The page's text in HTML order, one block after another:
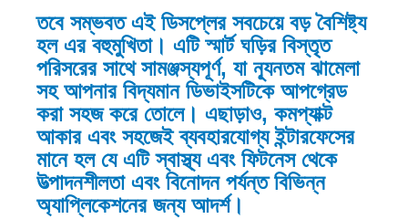
তবে সম্ভবত এই ডিসপ্লের সবচেয়ে বড় বৈশিষ্ট্য
হল এর বহুমুখিতা। এটি স্মার্ট ঘড়ির বিস্তৃত
পরিসরের সাথে সামঞ্জস্যপূর্ণ, যা ন্যূনতম ঝামেলা
সহ আপনার বিদ্যমান ডিভাইসটিকে আপগ্রেড
করা সহজ করে তোলে। এছাড়াও, কমপ্যাক্ট
আকার এবং সহজেই ব্যবহারযোগ্য ইন্টারফেসের
মানে হল যে এটি স্বাস্থ্য এবং ফিটনেস থেকে
উত্পাদনশীলতা এবং বিনোদন পর্যন্ত বিভিন্ন
অ্যাপ্লিকেশনের জন্য আদর্শ।